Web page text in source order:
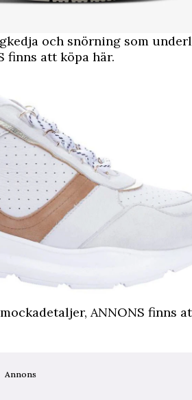
och snörning som
finns att köpa här.
ANNONS finns
Annons